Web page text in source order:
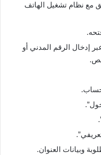
مع نظام تشغيل الهاتف
إدخال الرقم المدني أو
وبيانات العنوان.